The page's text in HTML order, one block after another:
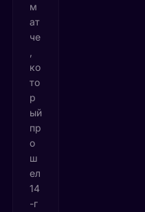
м
ат
че
ко
то
р
ый
пр
о
ш
ел
14
-г